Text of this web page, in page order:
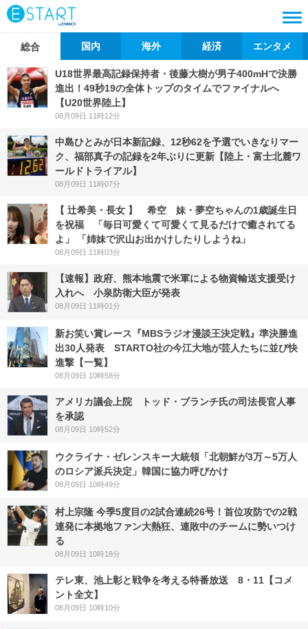
総合 国内 海外 経済 エンタメ
U18世界最高記録保持者・後藤大樹が男子400mHで決勝
進出！49秒19の全体トップのタイムでファイナルへ
【U20世界陸上】
08月09日 11時12分
中島ひとみが日本新記録、12秒62を予選でいきなりマー
ク、福部真子の記録を2年ぶりに更新【陸上・富士北麓ワ
ールドトライアル】
08月09日 11時07分
【 辻希美・長女 】 希空 妹・夢空ちゃんの1歳誕生日
を祝福 「毎日可愛くて可愛くて見るだけで癒されてる
よ」 「姉妹で沢山お出かけしたりしようね」
08月09日 11時03分
【速報】政府、熊本地震で米軍による物資輸送支援受け
入れへ 小泉防衛大臣が発表
08月09日 11時01分
新お笑い賞レース『MBSラジオ漫談王決定戦』準決勝進
出30人発表 STARTO社の今江大地が芸人たちに並び快
進撃【一覧】
08月09日 10時58分
アメリカ議会上院 トッド・ブランチ氏の司法長官人事
を承認
08月09日 10時52分
ウクライナ・ゼレンスキー大統領「北朝鮮が3万～5万人
のロシア派兵決定」韓国に協力呼びかけ
08月09日 10時49分
村上宗隆 今季5度目の2試合連続26号！首位攻防での2戦
連発に本拠地ファン大熱狂、連敗中のチームに勢いつけ
る
08月09日 10時18分
テレ東、池上彰と戦争を考える特番放送 8・11【コメ
ント全文】
08月09日 10時10分